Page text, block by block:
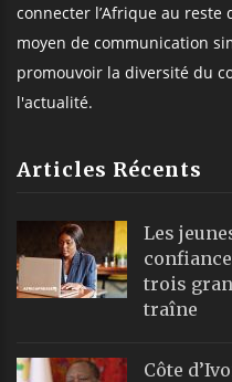
connecter l’Afrique au reste
moyen de communication
promouvoir la diversité du
l'actualité.
Articles Récents
Les
trois
traîne
Côte